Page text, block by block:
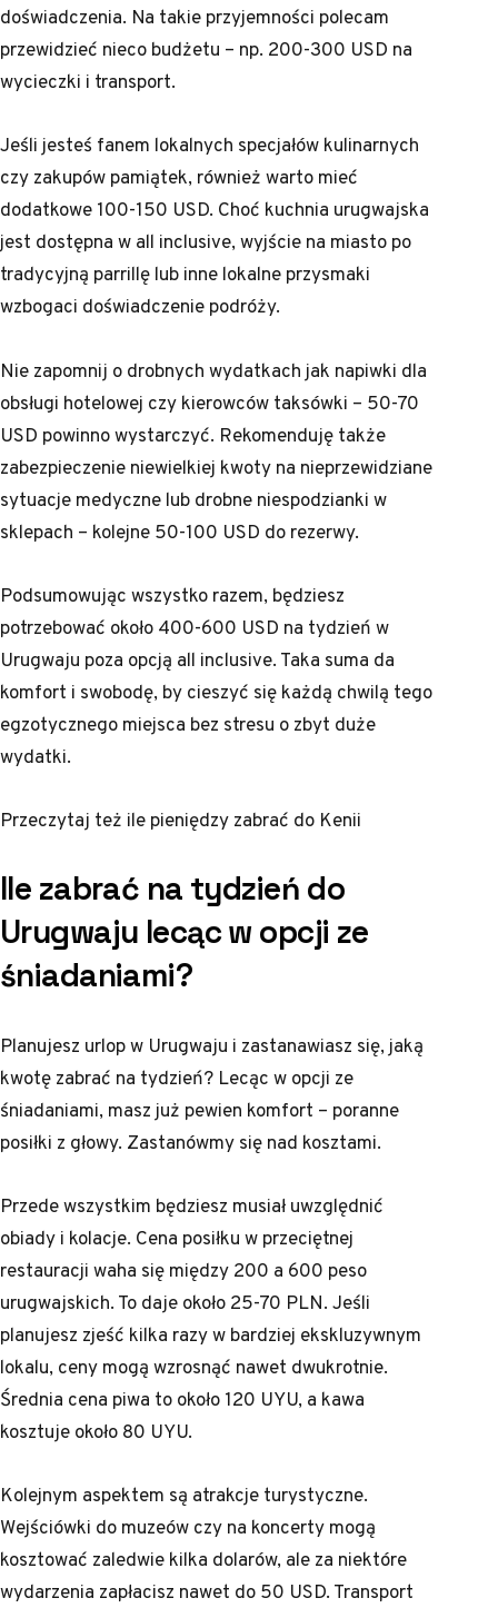
doświadczenia. Na takie przyjemności polecam
przewidzieć nieco budżetu – np. 200-300 USD na
wycieczki i transport.
Jeśli jesteś fanem lokalnych specjałów kulinarnych
czy zakupów pamiątek, również warto mieć
dodatkowe 100-150 USD. Choć kuchnia urugwajska
jest dostępna w all inclusive, wyjście na miasto po
tradycyjną parrillę lub inne lokalne przysmaki
wzbogaci doświadczenie podróży.
Nie zapomnij o drobnych wydatkach jak napiwki dla
obsługi hotelowej czy kierowców taksówki – 50-70
USD powinno wystarczyć. Rekomenduję także
zabezpieczenie niewielkiej kwoty na nieprzewidziane
sytuacje medyczne lub drobne niespodzianki w
sklepach – kolejne 50-100 USD do rezerwy.
Podsumowując wszystko razem, będziesz
potrzebować około 400-600 USD na tydzień w
Urugwaju poza opcją all inclusive. Taka suma da
komfort i swobodę, by cieszyć się każdą chwilą tego
egzotycznego miejsca bez stresu o zbyt duże
wydatki.
Przeczytaj też ile pieniędzy zabrać do Kenii
Ile zabrać na tydzień do
Urugwaju lecąc w opcji ze
śniadaniami?
Planujesz urlop w Urugwaju i zastanawiasz się, jaką
kwotę zabrać na tydzień? Lecąc w opcji ze
śniadaniami, masz już pewien komfort – poranne
posiłki z głowy. Zastanówmy się nad kosztami.
Przede wszystkim będziesz musiał uwzględnić
obiady i kolacje. Cena posiłku w przeciętnej
restauracji waha się między 200 a 600 peso
urugwajskich. To daje około 25-70 PLN. Jeśli
planujesz zjeść kilka razy w bardziej ekskluzywnym
lokalu, ceny mogą wzrosnąć nawet dwukrotnie.
Średnia cena piwa to około 120 UYU, a kawa
kosztuje około 80 UYU.
Kolejnym aspektem są atrakcje turystyczne.
Wejściówki do muzeów czy na koncerty mogą
kosztować zaledwie kilka dolarów, ale za niektóre
wydarzenia zapłacisz nawet do 50 USD. Transport